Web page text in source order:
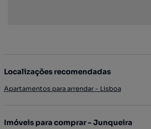
Localizações recomendadas
Apartamentos para arrendar - Lisboa
Imóveis para comprar - Junqueira